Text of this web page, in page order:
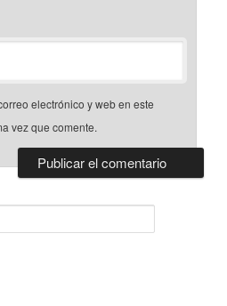
electrónico y web en este
vez que comente.